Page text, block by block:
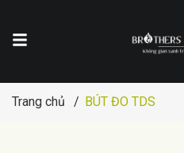
Trang chủ / BÚT ĐO TDS